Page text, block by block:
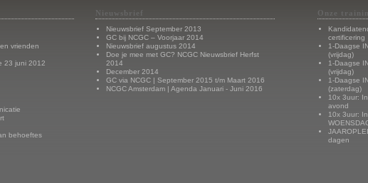
vrienden
23 juni 2012
behoeftes
Nieuwsbrief
Nieuwsbrief September 2013
GC bij NCGC – Voorjaar 2014
Nieuwsbrief augustus 2014
Doe je mee met GC? NCGC Nieuwsbrief Herfst
2014
December 2014
GC via NCGC | September 2015 t/m Maart 2016
NCGC Amsterdam | Agenda Januari - Juni 2016
Onze
certificering
1-Daagse
(vrijdag)
1-Daagse
(vrijdag)
1-Daagse
(zaterdag)
10x 3uur:
avond
10x 3uur:
dagen